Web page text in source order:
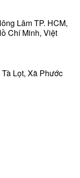
Lâm TP. HCM,
Chí Minh, Việt
Lọt, Xã Phước